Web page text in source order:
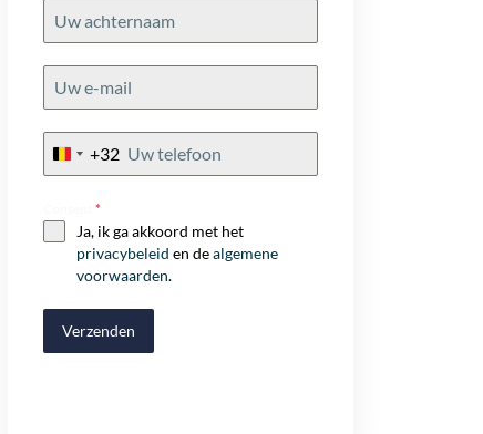
Belgium
+32
*
Ja, ik ga akkoord met het
privacybeleid en dealgemene
voorwaarden.
Verzenden